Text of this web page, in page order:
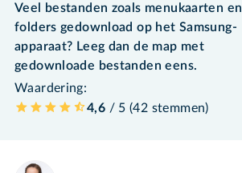
Veel bestanden zoals menukaarten en
folders gedownload op het Samsung-
apparaat? Leeg dan de map met
gedownloade bestanden eens.
Waardering:
4,6 / 5 (42 stemmen)